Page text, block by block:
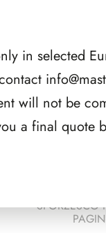
SFORZESCO
in selected
will not be
a final quote